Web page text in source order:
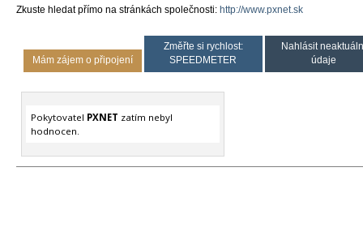
Zkuste hledat přímo na stránkách společnosti: http://www.pxnet.sk
Mám zájem o připojení
Změřte si rychlost:
SPEEDMETER
Nahlásit
údaje
Pokytovatel PXNET zatím nebyl
hodnocen.